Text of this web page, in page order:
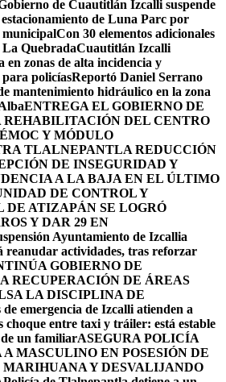
de Cuautitlán Izcalli suspende
de Luna Parc por
municipalCon 30 elementos adicionales
La QuebradaCuautitlán Izcalli
zonas de alta incidencia y
policíasReportó Daniel Serrano
mantenimiento hidráulico en la zona
ENTREGA EL GOBIERNO DE
DEL CENTRO
Y MÓDULO
TLALNEPANTLA REDUCCIÓN
DE INSEGURIDAD Y
A LA BAJA EN EL ÚLTIMO
DE CONTROL Y
ATIZAPÁN SE LOGRÓ
Y DAR 29 EN
Ayuntamiento de Izcallia
reanudar actividades, tras reforzar
GOBIERNO DE
RECUPERACIÓN DE ÁREAS
LA DISCIPLINA DE
emergencia de Izcalli atienden a
entre taxi y tráiler: está estable
un familiarASEGURA POLICÍA
MASCULINO EN POSESIÓN DE
MARIHUANA Y DESVALIJANDO